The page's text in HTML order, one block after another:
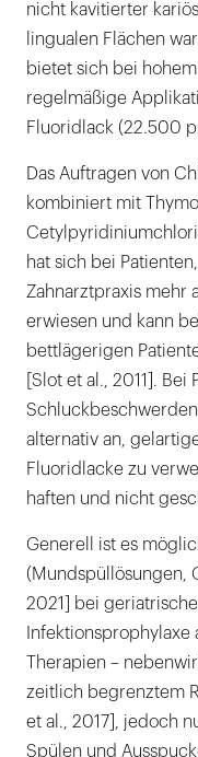
nicht kavitierter
lingualen Flächen
bietet sich bei
regelmäßige
Fluoridlack (22.500
Das Auftragen von
kombiniert mit
hat sich bei
Zahnarztpraxis mehr
erwiesen und kann
bettlägerigen
[Slot et al., 2011]. Bei
alternativ an,
Fluoridlacke zu
haften und nicht
Generell ist es
(Mundspüllösungen,
2021] bei
Infektionsprophylaxe
Therapien –
zeitlich begrenztem
et al., 2017], jedoch
Spülen und